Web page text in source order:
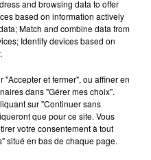
cliquant juste ici :
de-la-croix-
et-def-rita.html
and browsing data to offer
based on information actively
Match and combine data from
Identify devices based on
et fermer", ou affiner en
dans "Gérer mes choix".
sur "Continuer sans
que pour ce site. Vous
votre consentement à tout
situé en bas de chaque page.